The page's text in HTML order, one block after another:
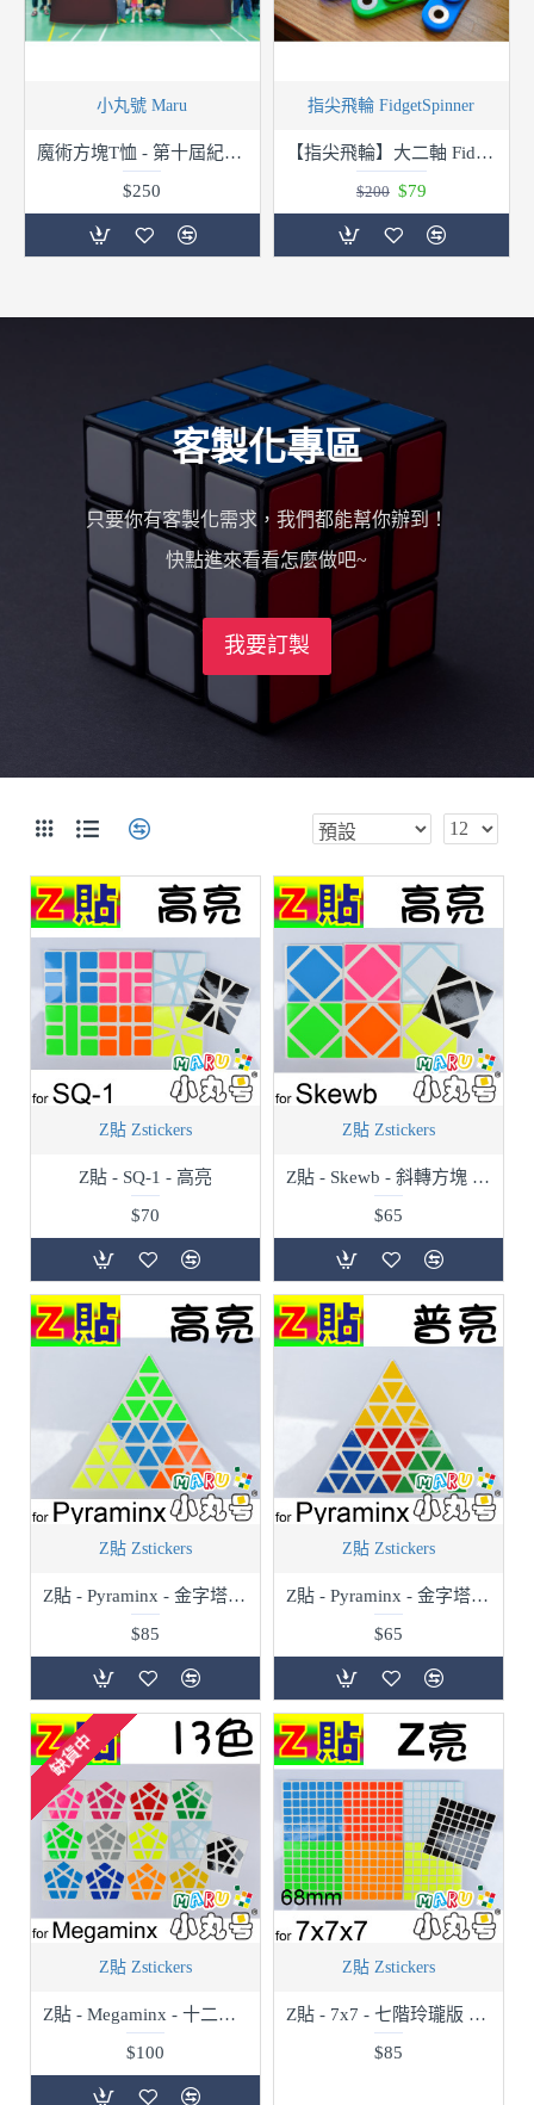
小丸號 Maru
魔術方塊T恤 - 第十屆紀念服 - V領
$250
指尖飛輪 FidgetSpinner
【指尖飛輪】大二軸 Fidget Spinner(手指陀螺、指尖陀螺)
$79
$200
客製化專區
只要你有客製化需求，我們都能幫你辦到！
快點進來看看怎麼做吧~
我要訂製
Z貼 Zstickers
Z貼 - SQ-1 - 高亮
$70
Z貼 Zstickers
Z貼 - Skewb - 斜轉方塊 - 高亮
$65
Z貼 Zstickers
Z貼 - Pyraminx - 金字塔 - 高亮
$85
Z貼 Zstickers
Z貼 - Pyraminx - 金字塔 - 普亮
$65
缺貨中
Z貼 Zstickers
Z貼 - Megaminx - 十二面體 - 13色
$100
Z貼 Zstickers
Z貼 - 7x7 - 七階玲瓏版 - 68mm - Z亮
$85